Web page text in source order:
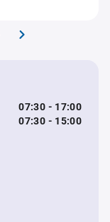
07:30 - 17:00
07:30 - 15:00